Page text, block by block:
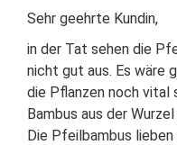
Sehr geehrte Kundin,
in der Tat sehen die
nicht gut aus. Es wäre
die Pflanzen noch vital
Bambus aus der
Die Pfeilbambus lieben